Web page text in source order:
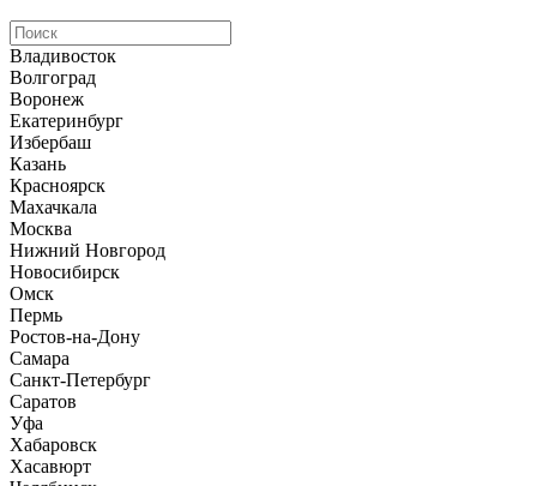
Владивосток
Волгоград
Воронеж
Екатеринбург
Избербаш
Казань
Красноярск
Махачкала
Москва
Нижний Новгород
Новосибирск
Омск
Пермь
Ростов-на-Дону
Самара
Санкт-Петербург
Саратов
Уфа
Хабаровск
Хасавюрт